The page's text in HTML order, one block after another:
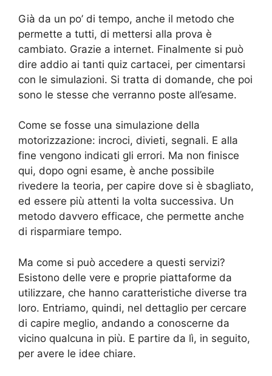
Già da un po’ di tempo, anche il metodo che
permette a tutti, di mettersi alla prova è
cambiato. Grazie a internet. Finalmente si può
dire addio ai tanti quiz cartacei, per cimentarsi
con le simulazioni. Si tratta di domande, che poi
sono le stesse che verranno poste all’esame.
Come se fosse una simulazione della
motorizzazione: incroci, divieti, segnali. E alla
fine vengono indicati gli errori. Ma non finisce
qui, dopo ogni esame, è anche possibile
rivedere la teoria, per capire dove si è sbagliato,
ed essere più attenti la volta successiva. Un
metodo davvero efficace, che permette anche
di risparmiare tempo.
Ma come si può accedere a questi servizi?
Esistono delle vere e proprie piattaforme da
utilizzare, che hanno caratteristiche diverse tra
loro. Entriamo, quindi, nel dettaglio per cercare
di capire meglio, andando a conoscerne da
vicino qualcuna in più. E partire da lì, in seguito,
per avere le idee chiare.